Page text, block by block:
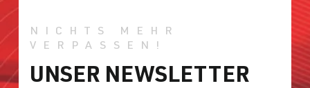
NICHTS MEHR
VERPASSEN!
UNSER NEWSLETTER